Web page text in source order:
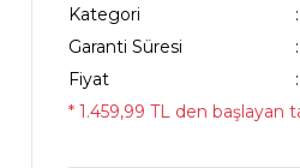
Kategori
Garanti Süresi
Fiyat
* 1.459,99 TL den başlayan